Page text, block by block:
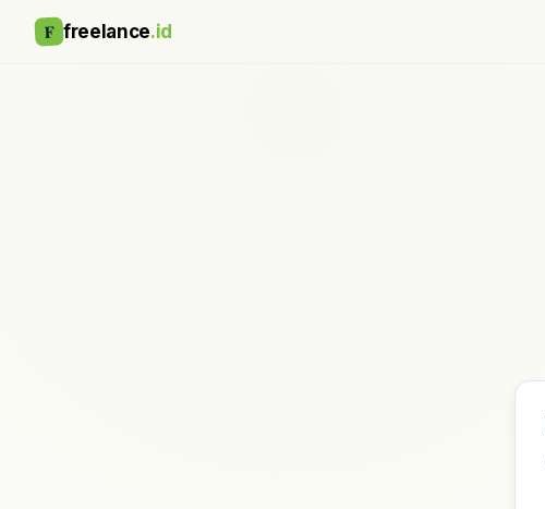
F freelance.id